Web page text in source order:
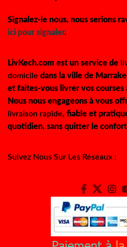
Signalez-le nous, nous serions
ici pour signaler.
LivKech.com est un service de
domicile dans la ville de
et faites-vous livrer vos courses
Nous nous engageons à vous
livraison rapide, fiable et
quotidien, sans quitter le
Suivez Nous Sur Les Réseaux :